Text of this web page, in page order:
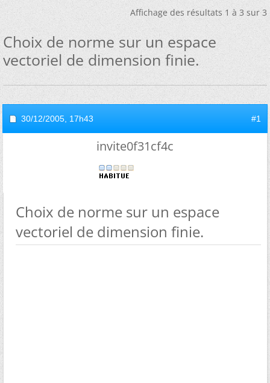
Affichage des résultats 1 à 3 sur 3
Choix de norme sur un espace
vectoriel de dimension finie.
30/12/2005, 17h43 #1
invite0f31cf4c
Choix de norme sur un espace
vectoriel de dimension finie.